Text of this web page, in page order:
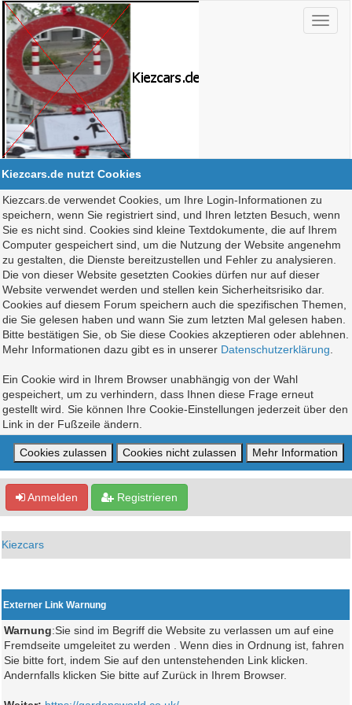
Kiezcars.de nutzt Cookies
Kiezcars.de verwendet Cookies, um Ihre Login-Informationen zu
speichern, wenn Sie registriert sind, und Ihren letzten Besuch, wenn
Sie es nicht sind. Cookies sind kleine Textdokumente, die auf Ihrem
Computer gespeichert sind, um die Nutzung der Website angenehm
zu gestalten, die Dienste bereitzustellen und Fehler zu analysieren.
Die von dieser Website gesetzten Cookies dürfen nur auf dieser
Website verwendet werden und stellen kein Sicherheitsrisiko dar.
Cookies auf diesem Forum speichern auch die spezifischen Themen,
die Sie gelesen haben und wann Sie zum letzten Mal gelesen haben.
Bitte bestätigen Sie, ob Sie diese Cookies akzeptieren oder ablehnen.
Mehr Informationen dazu gibt es in unserer Datenschutzerklärung
Ein Cookie wird in Ihrem Browser unabhängig von der Wahl
gespeichert, um zu verhindern, dass Ihnen diese Frage erneut
gestellt wird. Sie können Ihre Cookie-Einstellungen jederzeit über den
Link in der Fußzeile ändern.
Anmelden Registrieren
Kiezcars
Externer Link Warnung
Warnung:Sie sind im Begriff die Website zu verlassen um auf eine
Fremdseite umgeleitet zu werden . Wenn dies in Ordnung ist, fahren
Sie bitte fort, indem Sie auf den untenstehenden Link klicken.
Andernfalls klicken Sie bitte auf Zurück in Ihrem Browser.